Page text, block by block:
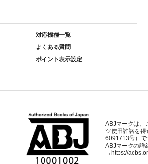
対応機種一覧
よくある質問
ポイント表示設定
ABJマークは、
ツ使用許諾を
6091713号）で
ABJマークの詳
→https://